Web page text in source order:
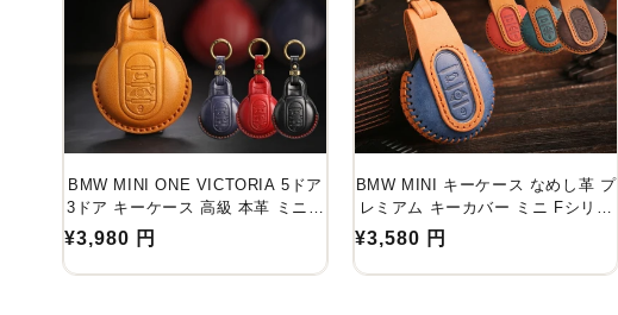
:
BMW MINI ONE VICTORIA 5ドア
3ドア キーケース 高級 本革 ミニ F
シリーズ キーケース F60 F56 F55
F54 クーパー クーパーS クロスオ
ーバー COOPER CROSSOVER キ
通
常
¥3,980 円
BMW MINI キーケース なめし革 プ
レミアム キーカバー ミニ Fシリー
ズ キーケース F60 F56 F55 F54 ク
ーパー クーパーS クロスオーバー
COOPER CROSSOVER レトロ風
通
常
¥3,580 円